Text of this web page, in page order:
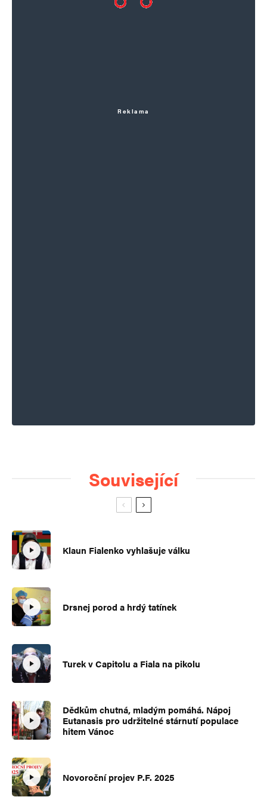
Reklama
Související
Klaun Fialenko vyhlašuje válku
Drsnej porod a hrdý tatínek
Turek v Capitolu a Fiala na pikolu
Dědkům chutná, mladým pomáhá. Nápoj
Eutanasis pro udržitelné stárnutí populace
hitem Vánoc
Novoroční projev P.F. 2025